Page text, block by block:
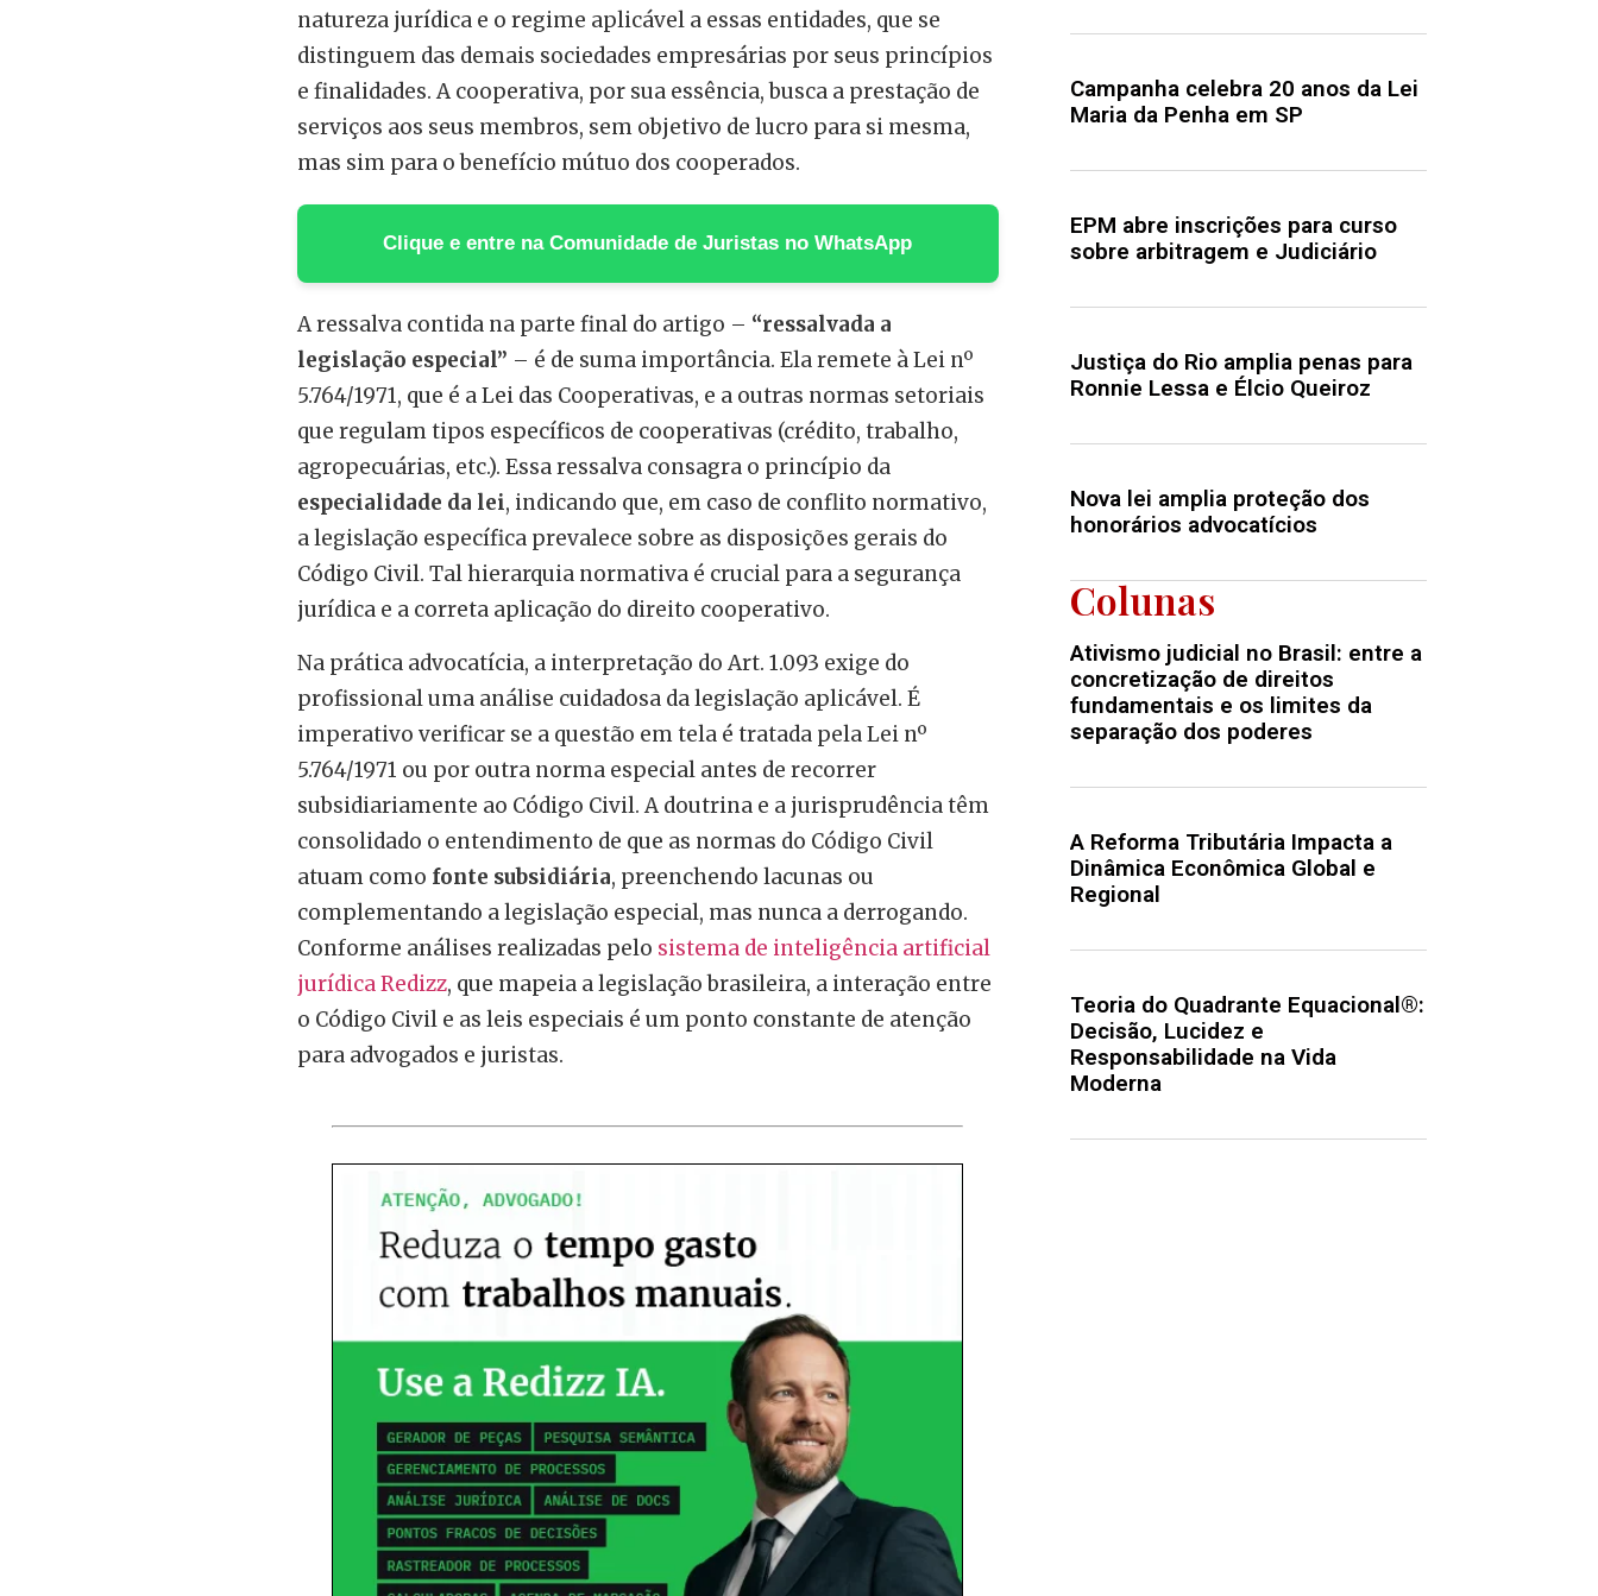
natureza jurídica e o regime aplicável a essas entidades, que se
distinguem das demais sociedades empresárias por seus princípios
e finalidades. A cooperativa, por sua essência, busca a prestação de
serviços aos seus membros, sem objetivo de lucro para si mesma,
mas sim para o benefício mútuo dos cooperados.
Clique e entre na Comunidade de Juristas no WhatsApp
A ressalva contida na parte final do artigo – “ressalvada a
legislação especial” – é de suma importância. Ela remete à Lei nº
5.764/1971, que é a Lei das Cooperativas, e a outras normas setoriais
que regulam tipos específicos de cooperativas (crédito, trabalho,
agropecuárias, etc.). Essa ressalva consagra o princípio da
especialidade da lei, indicando que, em caso de conflito normativo,
a legislação específica prevalece sobre as disposições gerais do
Código Civil. Tal hierarquia normativa é crucial para a segurança
jurídica e a correta aplicação do direito cooperativo.
Na prática advocatícia, a interpretação do Art. 1.093 exige do
profissional uma análise cuidadosa da legislação aplicável. É
imperativo verificar se a questão em tela é tratada pela Lei nº
5.764/1971 ou por outra norma especial antes de recorrer
subsidiariamente ao Código Civil. A doutrina e a jurisprudência têm
consolidado o entendimento de que as normas do Código Civil
atuam como fonte subsidiária, preenchendo lacunas ou
complementando a legislação especial, mas nunca a derrogando.
Conforme análises realizadas pelo sistema de inteligência artificial
jurídica Redizz, que mapeia a legislação brasileira, a interação entre
o Código Civil e as leis especiais é um ponto constante de atenção
para advogados e juristas.
Campanha celebra 20 anos da Lei
Maria da Penha em SP
EPM abre inscrições para curso
sobre arbitragem e Judiciário
Justiça do Rio amplia penas para
Ronnie Lessa e Élcio Queiroz
Nova lei amplia proteção dos
honorários advocatícios
Colunas
Ativismo judicial no Brasil: entre a
concretização de direitos
fundamentais e os limites da
separação dos poderes
A Reforma Tributária Impacta a
Dinâmica Econômica Global e
Regional
Teoria do Quadrante Equacional®:
Decisão, Lucidez e
Responsabilidade na Vida
Moderna